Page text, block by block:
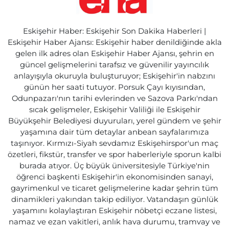
Eskişehir Haber: Eskişehir Son Dakika Haberleri |
Eskişehir Haber Ajansı: Eskişehir haber denildiğinde akla
gelen ilk adres olan Eskişehir Haber Ajansı, şehrin en
güncel gelişmelerini tarafsız ve güvenilir yayıncılık
anlayışıyla okuruyla buluşturuyor; Eskişehir'in nabzını
günün her saati tutuyor. Porsuk Çayı kıyısından,
Odunpazarı'nın tarihi evlerinden ve Sazova Parkı'ndan
sıcak gelişmeler, Eskişehir Valiliği ile Eskişehir
Büyükşehir Belediyesi duyuruları, yerel gündem ve şehir
yaşamına dair tüm detaylar anbean sayfalarımıza
taşınıyor. Kırmızı-Siyah sevdamız Eskişehirspor'un maç
özetleri, fikstür, transfer ve spor haberleriyle sporun kalbi
burada atıyor. Üç büyük üniversitesiyle Türkiye'nin
öğrenci başkenti Eskişehir'in ekonomisinden sanayi,
gayrimenkul ve ticaret gelişmelerine kadar şehrin tüm
dinamikleri yakından takip ediliyor. Vatandaşın günlük
yaşamını kolaylaştıran Eskişehir nöbetçi eczane listesi,
namaz ve ezan vakitleri, anlık hava durumu, tramvay ve